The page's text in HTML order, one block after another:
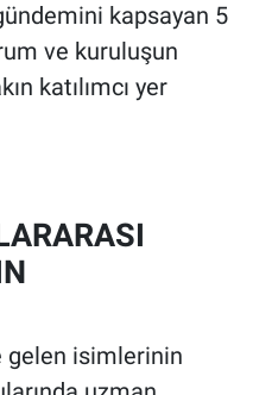
kapsayan 5
ve kuruluşun
katılımcı yer
gelen isimlerinin